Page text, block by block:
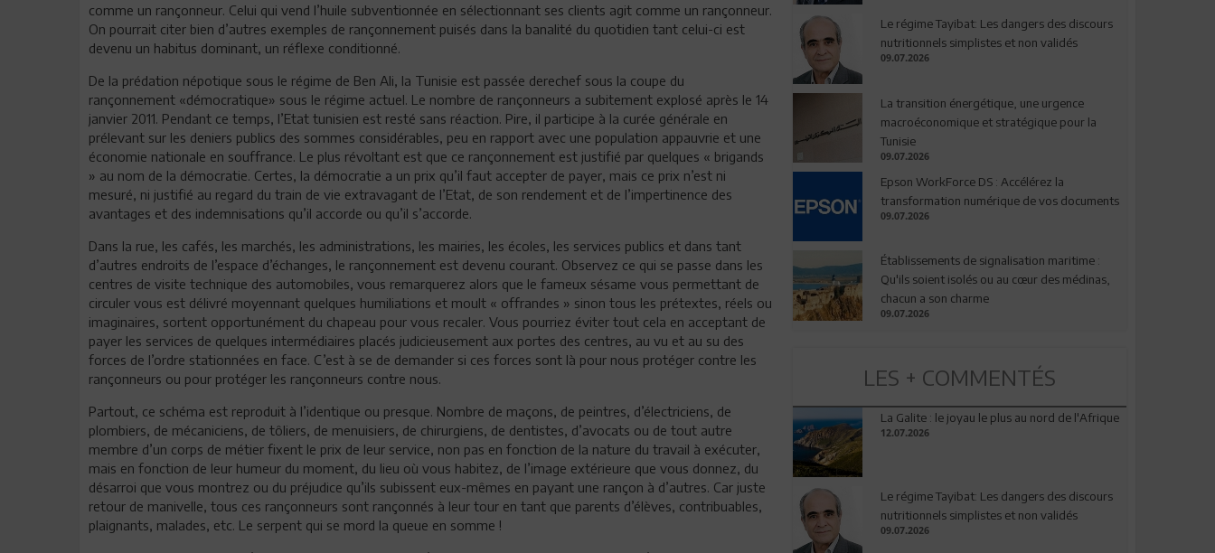
comme un rançonneur. Celui qui vend l’huile subventionnée en sélectionnant ses clients agit comme un rançonneur.
On pourrait citer bien d’autres exemples de rançonnement puisés dans la banalité du quotidien tant celui-ci est
devenu un habitus dominant, un réflexe conditionné.
De la prédation népotique sous le régime de Ben Ali, la Tunisie est passée derechef sous la coupe du
rançonnement «démocratique» sous le régime actuel. Le nombre de rançonneurs a subitement explosé après le 14
janvier 2011. Pendant ce temps, l’Etat tunisien est resté sans réaction. Pire, il participe à la curée générale en
prélevant sur les deniers publics des sommes considérables, peu en rapport avec une population appauvrie et une
économie nationale en souffrance. Le plus révoltant est que ce rançonnement est justifié par quelques « brigands
» au nom de la démocratie. Certes, la démocratie a un prix qu’il faut accepter de payer, mais ce prix n’est ni
mesuré, ni justifié au regard du train de vie extravagant de l’Etat, de son rendement et de l’impertinence des
avantages et des indemnisations qu’il accorde ou qu’il s’accorde.
Dans la rue, les cafés, les marchés, les administrations, les mairies, les écoles, les services publics et dans tant
d’autres endroits de l’espace d’échanges, le rançonnement est devenu courant. Observez ce qui se passe dans les
centres de visite technique des automobiles, vous remarquerez alors que le fameux sésame vous permettant de
circuler vous est délivré moyennant quelques humiliations et moult « offrandes » sinon tous les prétextes, réels ou
imaginaires, sortent opportunément du chapeau pour vous recaler. Vous pourriez éviter tout cela en acceptant de
payer les services de quelques intermédiaires placés judicieusement aux portes des centres, au vu et au su des
forces de l’ordre stationnées en face. C’est à se de demander si ces forces sont là pour nous protéger contre les
rançonneurs ou pour protéger les rançonneurs contre nous.
Partout, ce schéma est reproduit à l’identique ou presque. Nombre de maçons, de peintres, d’électriciens, de
plombiers, de mécaniciens, de tôliers, de menuisiers, de chirurgiens, de dentistes, d’avocats ou de tout autre
membre d’un corps de métier fixent le prix de leur service, non pas en fonction de la nature du travail à exécuter,
mais en fonction de leur humeur du moment, du lieu où vous habitez, de l’image extérieure que vous donnez, du
désarroi que vous montrez ou du préjudice qu’ils subissent eux-mêmes en payant une rançon à d’autres. Car juste
retour de manivelle, tous ces rançonneurs sont rançonnés à leur tour en tant que parents d’élèves, contribuables,
plaignants, malades, etc. Le serpent qui se mord la queue en somme !
Le régime Tayibat: Les dangers des discours
nutritionnels simplistes et non validés
09.07.2026
La transition énergétique, une urgence
macroéconomique et stratégique pour la
Tunisie
09.07.2026
Epson WorkForce DS : Accélérez la
transformation numérique de vos documents
09.07.2026
Établissements de signalisation maritime :
Qu'ils soient isolés ou au cœur des médinas,
chacun a son charme
09.07.2026
LES + COMMENTÉS
La Galite : le joyau le plus au nord de l'Afrique
12.07.2026
Le régime Tayibat: Les dangers des discours
nutritionnels simplistes et non validés
09.07.2026